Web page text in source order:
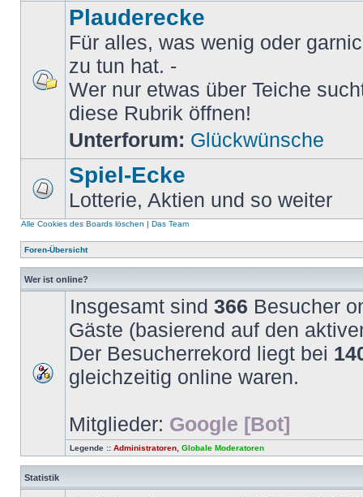
Plauderecke
Für alles, was wenig oder
zu tun hat. -
Wer nur etwas über Teiche
diese Rubrik öffnen!
Unterforum: Glückwünsche
Spiel-Ecke
Lotterie, Aktien und so weiter
Alle Cookies des Boards löschen | Das Team
Foren-Übersicht
Wer ist online?
Insgesamt sind 366 Besucher
Gäste (basierend auf den
Der Besucherrekord liegt bei
gleichzeitig online waren.
Mitglieder: Google [Bot]
Legende :: Administratoren Globale Moderatoren
Statistik